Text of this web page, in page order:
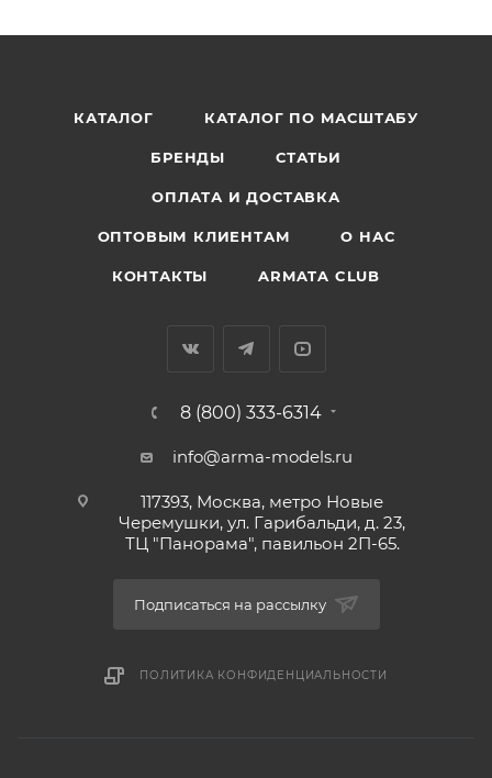
КАТАЛОГ КАТАЛОГ ПО МАСШТАБУ
БРЕНДЫ СТАТЬИ
ОПЛАТА И ДОСТАВКА
ОПТОВЫМ КЛИЕНТАМ О НАС
КОНТАКТЫ ARMATA CLUB
8 (800) 333-6314
info@arma-models.ru
117393, Москва, метро Новые
Черемушки, ул. Гарибальди, д. 23,
ТЦ "Панорама", павильон 2П-65.
Подписаться на рассылку
ПОЛИТИКА КОНФИДЕНЦИАЛЬНОСТИ